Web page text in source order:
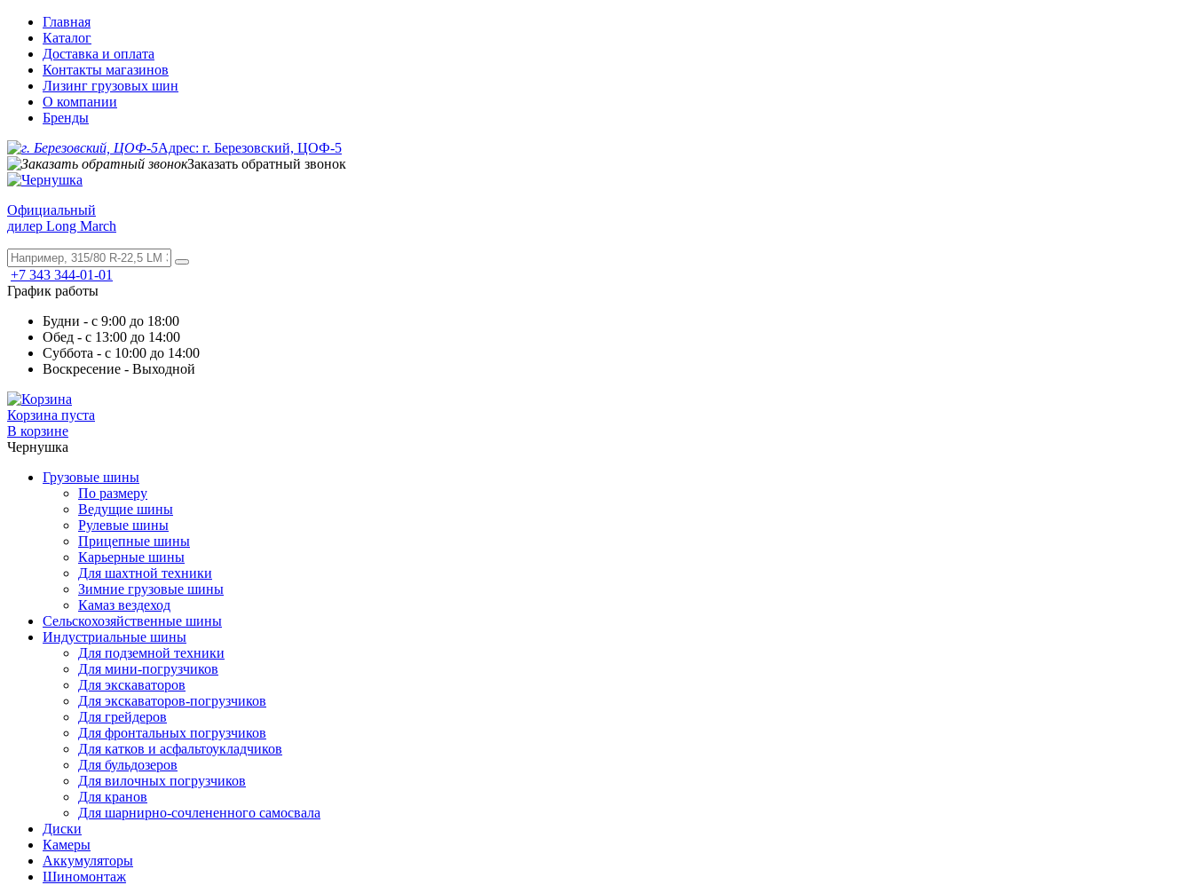
Главная
Каталог
Доставка и оплата
Контакты магазинов
Лизинг грузовых шин
О компании
Бренды
Адрес: г. Березовский, ЦОФ-5
Заказать обратный звонок
Официальный
дилер Long March
+7 343 344-01-01
График работы
Будни - с 9:00 до 18:00
Обед - с 13:00 до 14:00
Суббота - с 10:00 до 14:00
Воскресение - Выходной
Корзина пуста
В корзине
Чернушка
Грузовые шины
По размеру
Ведущие шины
Рулевые шины
Прицепные шины
Карьерные шины
Для шахтной техники
Зимние грузовые шины
Камаз вездеход
Сельскохозяйственные шины
Индустриальные шины
Для подземной техники
Для мини-погрузчиков
Для экскаваторов
Для экскаваторов-погрузчиков
Для грейдеров
Для фронтальных погрузчиков
Для катков и асфальтоукладчиков
Для бульдозеров
Для вилочных погрузчиков
Для кранов
Для шарнирно-сочлененного самосвала
Диски
Камеры
Аккумуляторы
Шиномонтаж